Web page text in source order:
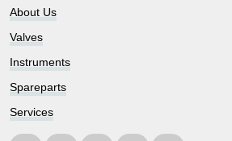
About Us
Valves
Instruments
Spareparts
Services